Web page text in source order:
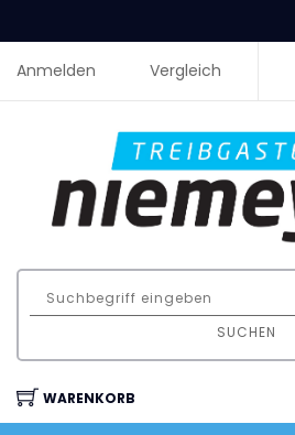
Anmelden Vergleich
SUCHEN
WARENKORB